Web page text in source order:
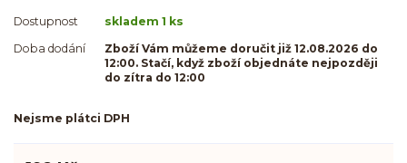
Dostupnost
skladem 1 ks
Doba dodání
Zboží Vám můžeme doručit již 12.08.2026 do
12:00. Stačí, když zboží objednáte nejpozději
do zítra do 12:00
Nejsme plátci DPH